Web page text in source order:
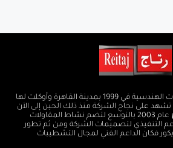
بدأت نشاطها بالأستشارات الهندسية في 1999 بمدينة القاهرة وأوكلت لها
تشهد على نجاح الشركة منذ ذلك الحين إلى الآن
.وقد قامت شركة رتاچ عام 2003 بالتوسع لتضم نشاط المقاولات
التنفيذي لتصميمات الشركة ومن ثم تطور
فكان الداعم الفني لمجال التشطيبات